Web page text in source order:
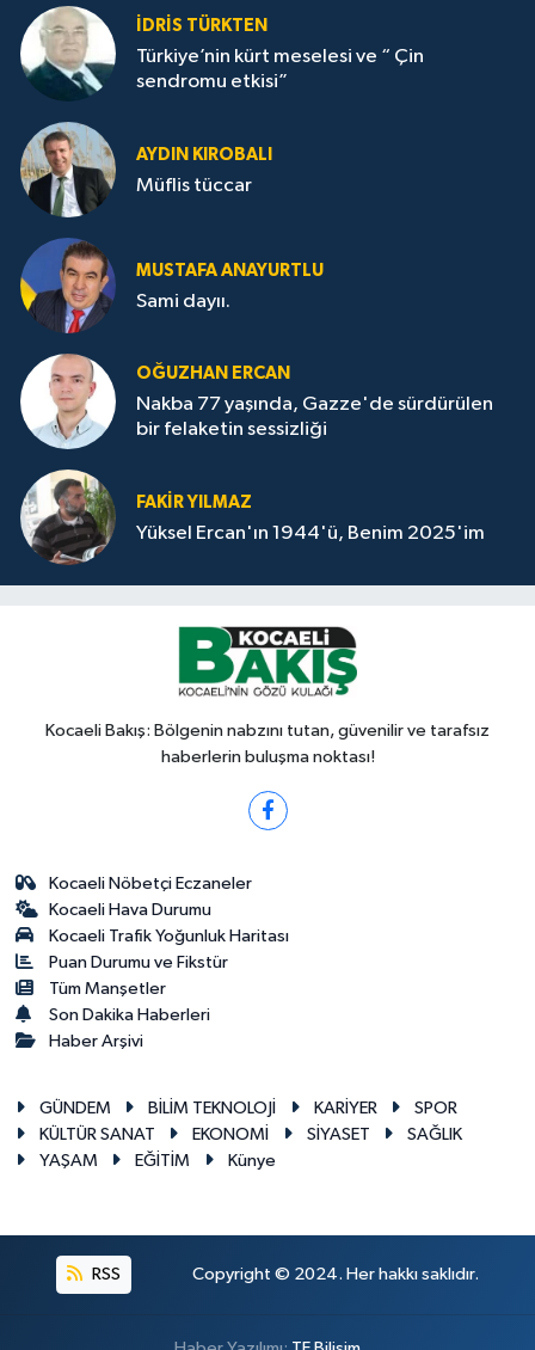
İDRİS TÜRKTEN
Türkiye’nin kürt meselesi ve “ Çin
sendromu etkisi”
AYDIN KIROBALI
Müflis tüccar
MUSTAFA ANAYURTLU
Sami dayıı.
OĞUZHAN ERCAN
Nakba 77 yaşında, Gazze'de sürdürülen
bir felaketin sessizliği
FAKİR YILMAZ
Yüksel Ercan'ın 1944'ü, Benim 2025'im
Kocaeli Bakış: Bölgenin nabzını tutan, güvenilir ve tarafsız
haberlerin buluşma noktası!
Kocaeli Nöbetçi Eczaneler
Kocaeli Hava Durumu
Kocaeli Trafik Yoğunluk Haritası
Puan Durumu ve Fikstür
Tüm Manşetler
Son Dakika Haberleri
Haber Arşivi
GÜNDEM BİLİM TEKNOLOJİ KARİYER
SPOR
KÜLTÜR SANAT
EKONOMİ SİYASET
SAĞLIK
YAŞAM
EĞİTİM Künye
RSS Copyright © 2024. Her hakkı saklıdır.